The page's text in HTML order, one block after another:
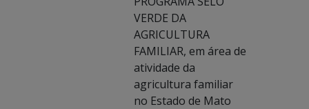
VERDE DA
AGRICULTURA
FAMILIAR, em área de
atividade da
agricultura familiar
no Estado de Mato